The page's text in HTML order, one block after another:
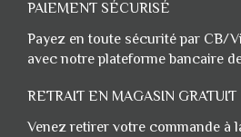
PAIEMENT SÉCURISÉ
Payez en toute sécurité par CB/
avec notre plateforme bancaire
RETRAIT EN MAGASIN GRATUIT
Venez retirer votre commande à